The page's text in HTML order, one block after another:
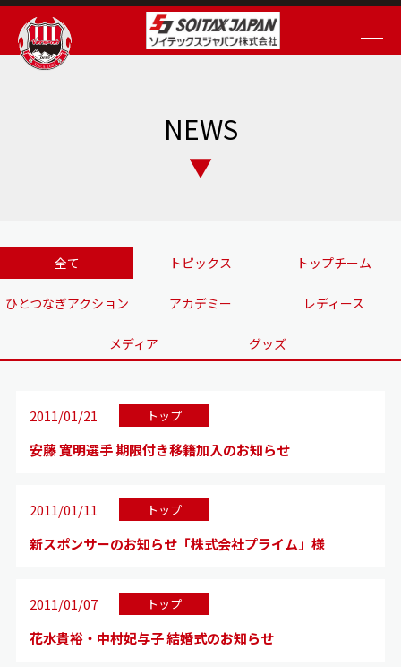
NEWS
全て トピックス トップチーム
ひとつなぎアクション アカデミー レディース
メディア グッズ
2011/01/21 トップ
安藤 寛明選手 期限付き移籍加入のお知らせ
2011/01/11 トップ
新スポンサーのお知らせ「株式会社プライム」様
2011/01/07 トップ
花水貴裕・中村妃与子 結婚式のお知らせ